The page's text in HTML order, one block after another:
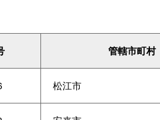
管轄市町村
松江市